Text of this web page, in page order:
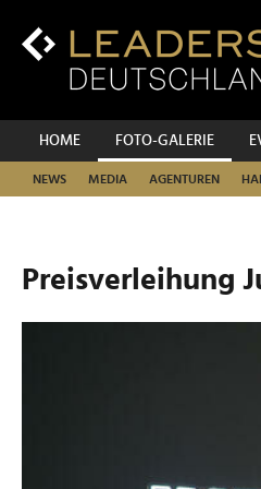
Inhalt
Hauptnavigation
HOME FOTO-GALERIE
NEWS MEDIA AGENTUREN
Preisverleihung